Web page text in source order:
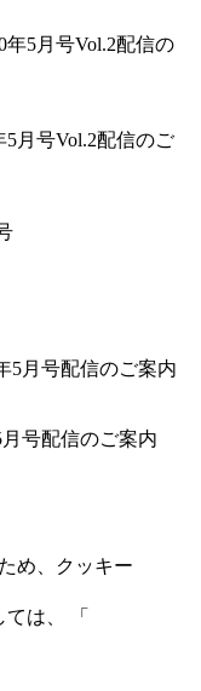
月号Vol.2配信のご
号配信のご案内
め、クッキー
は、 「